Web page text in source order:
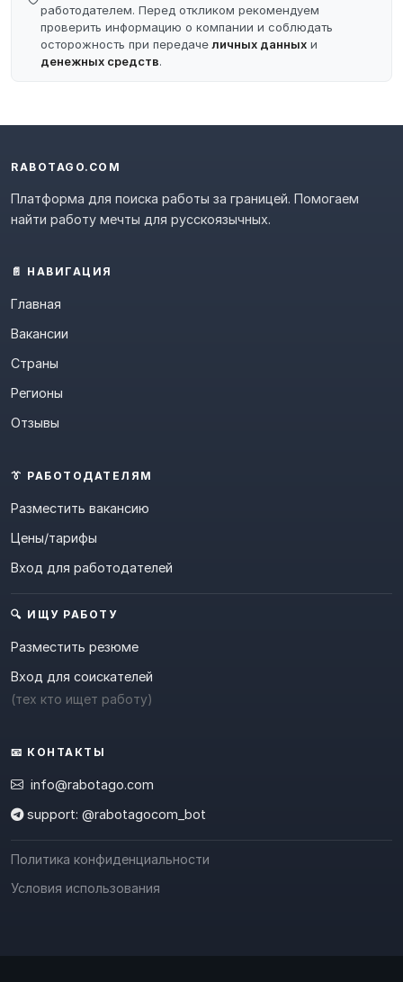
работодателем. Перед откликом рекомендуем
проверить информацию о компании и соблюдать
осторожность при передачеличных данных и
денежных средств.
RABOTAGO.COM
Платформа для поиска работы за границей. Помогаем
найти работу мечты для русскоязычных.
📄 НАВИГАЦИЯ
Главная
Вакансии
Страны
Регионы
Отзывы
👔 РАБОТОДАТЕЛЯМ
Разместить вакансию
Цены/тарифы
Вход для работодателей
🔍 ИЩУ РАБОТУ
Разместить резюме
Вход для соискателей
(тех кто ищет работу)
📧 КОНТАКТЫ
info@rabotago.com
support: @rabotagocom_bot
Политика конфиденциальности
Условия использования